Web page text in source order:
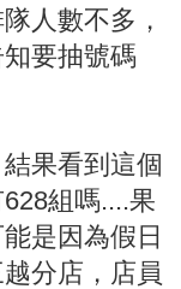
人數不多，
要抽號碼
果看到這個
組嗎....果
是因為假日
分店，店員